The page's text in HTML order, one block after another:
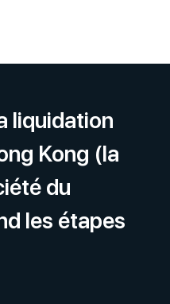
liquidation
Kong (la
du
les étapes